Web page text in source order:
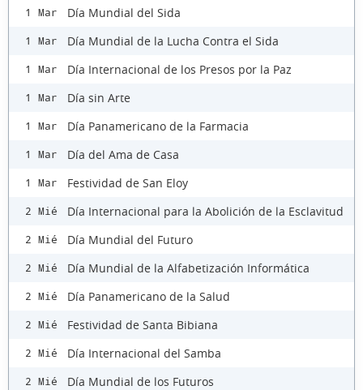
1 Mar Día Mundial del Sida
1 Mar Día Mundial de la Lucha Contra el Sida
1 Mar Día Internacional de los Presos por la Paz
1 Mar Día sin Arte
1 Mar Día Panamericano de la Farmacia
1 Mar Día del Ama de Casa
1 Mar Festividad de San Eloy
2 Mié Día Internacional para la Abolición de la Esclavitud
2 Mié Día Mundial del Futuro
2 Mié Día Mundial de la Alfabetización Informática
2 Mié Día Panamericano de la Salud
2 Mié Festividad de Santa Bibiana
2 Mié Día Internacional del Samba
2 Mié Día Mundial de los Futuros